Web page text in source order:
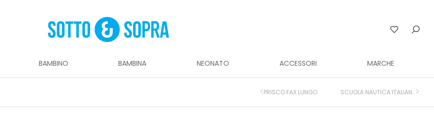
BAMBINO BAMBINA NEONATO ACCESSORI MARCHE
PRISCO FAX LUNGO SCUOLA NAUTICA ITALIANA 871